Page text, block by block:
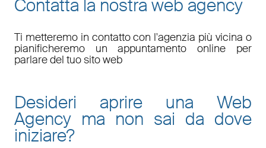
Contatta la nostra web agency
Ti metteremo in contatto con l'agenzia più vicina o
pianificheremo un appuntamento online per
parlare del tuo sito web
Desideri aprire una Web
Agency ma non sai da dove
iniziare?